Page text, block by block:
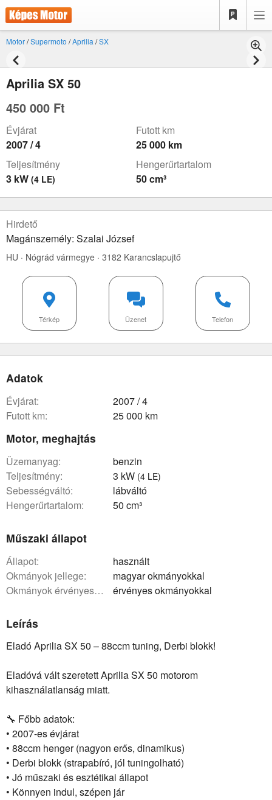
Motor/Supermoto /Aprilia /SX
Aprilia SX 50
450 000 Ft
Évjárat
2007 / 4
Futott km
25 000 km
Teljesítmény
3 kW (4 LE)
Hengerűrtartalom
50 cm³
Hirdető
Magánszemély: Szalai József
HU · Nógrád vármegye · 3182 Karancslapujtő
Telefon
Üzenet
Térkép
Adatok
évjárat:
2007 / 4
futott km:
25 000 km
Motor, meghajtás
üzemanyag:
benzin
teljesítmény:
3 kW (4 LE)
sebességváltó:
lábváltó
hengerűrtartalom:
50 cm³
Műszaki állapot
állapot:
használt
okmányok jellege:
magyar okmányokkal
okmányok érvényessége:
érvényes okmányokkal
Leírás
Eladó Aprilia SX 50 – 88ccm tuning, Derbi blokk!
Eladóvá vált szeretett Aprilia SX 50 motorom
kihasználatlanság miatt.
🔧 Főbb adatok:
• 2007-es évjárat
• 88ccm henger (nagyon erős, dinamikus)
• Derbi blokk (strapabíró, jól tuningolható)
• Jó műszaki és esztétikai állapot
• Könnyen indul, szépen jár